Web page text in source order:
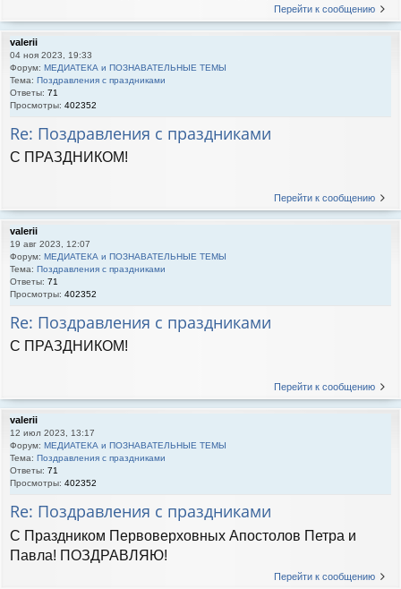
Перейти к сообщению
valerii
04 ноя 2023, 19:33
Форум: МЕДИАТЕКА и ПОЗНАВАТЕЛЬНЫЕ ТЕМЫ
Тема: Поздравления с праздниками
Ответы: 71
Просмотры: 402352
Re: Поздравления с праздниками
С ПРАЗДНИКОМ!
Перейти к сообщению
valerii
19 авг 2023, 12:07
Форум: МЕДИАТЕКА и ПОЗНАВАТЕЛЬНЫЕ ТЕМЫ
Тема: Поздравления с праздниками
Ответы: 71
Просмотры: 402352
Re: Поздравления с праздниками
С ПРАЗДНИКОМ!
Перейти к сообщению
valerii
12 июл 2023, 13:17
Форум: МЕДИАТЕКА и ПОЗНАВАТЕЛЬНЫЕ ТЕМЫ
Тема: Поздравления с праздниками
Ответы: 71
Просмотры: 402352
Re: Поздравления с праздниками
С Праздником Первоверховных Апостолов Петра и
Павла! ПОЗДРАВЛЯЮ!
Перейти к сообщению